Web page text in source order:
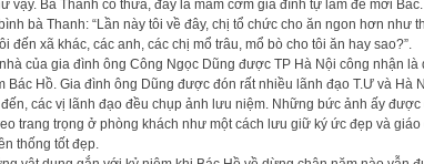
vậy. Bà Thanh có thưa, đây là mâm cơm gia đình tự làm để mời Bác.
bà Thanh: “Lần này tôi về đây, chị tổ chức cho ăn ngon hơn như
đến xã khác, các anh, các chị mổ trâu, mổ bò cho tôi ăn hay sao?”.
của gia đình ông Công Ngọc Dũng được TP Hà Nội công nhận là
Bác Hồ. Gia đình ông Dũng được đón rất nhiều lãnh đạo T.Ư và Hà
các vị lãnh đạo đều chụp ảnh lưu niệm. Những bức ảnh ấy được
trang trọng ở phòng khách như một cách lưu giữ ký ức đẹp và giáo
thống tốt đẹp.